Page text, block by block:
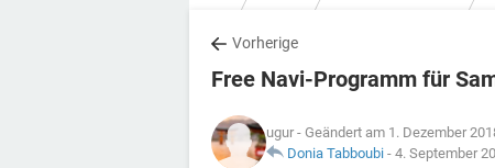
Vorherige
Free Navi-Programm für
ugur - Geändert am 1. Dezember
Donia Tabboubi - 4. September